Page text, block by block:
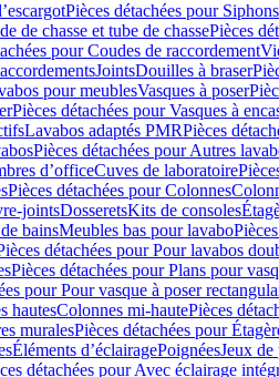
Pièces détachées pour
de chasse et tube de chassePièces
pour Coudes de raccordement
JointsDouilles à braser
pour meublesVasques à poser
Pièces détachées pour Vasques à
Lavabos adaptés PMRPièces
Pièces détachées pour Autres
dʼofficeCuves de laboratoire
Pièces détachées pour Colonnes
jointsDosseretsKits de consoles
bainsMeubles bas pour lavabo
détachées pour Pour lavabos
Pièces détachées pour Plans pour
pour Pour vasque à poser
hautesColonnes mi-hautePièces
muralesPièces détachées pour
Éléments d’éclairagePoignéesJeux de
détachées pour Avec éclairage